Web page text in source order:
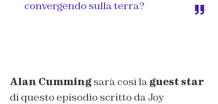
convergendo sulla terra?
Alan Cummingsarà così laguest star
di questo episodio scritto da Joy